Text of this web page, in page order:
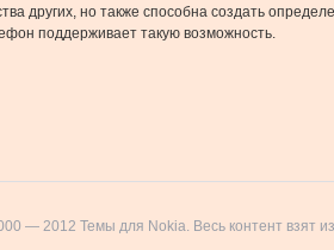
других, но также способна создать
поддерживает такую возможность.
— 2012 Темы для Nokia. Весь контент взят